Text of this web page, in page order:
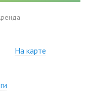
На карте